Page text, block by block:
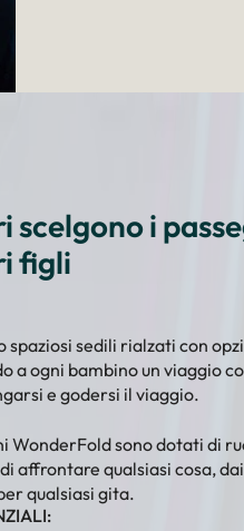
scelgono i
figli
sedili rialzati con
a ogni bambino un viaggio
e godersi il viaggio.
WonderFold sono dotati di
affrontare qualsiasi cosa,
qualsiasi gita.